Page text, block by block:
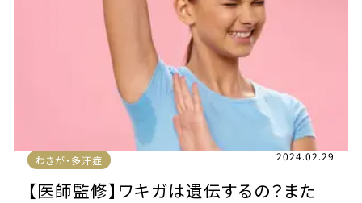
わきが・多汗症 2024.02.29
【医師監修】ワキガは遺伝するの？また